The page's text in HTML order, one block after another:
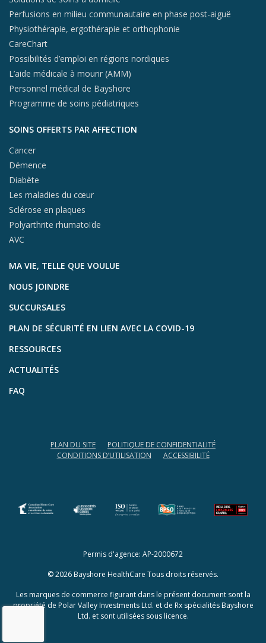
Perfusions en milieu communautaire en phase post-aiguë
Physiothérapie, ergothérapie et orthophonie
CareChart
Possibilités d’emploi en régions nordiques
L’aide médicale à mourir (AMM)
Personnel médical de Bayshore
Programme de soins pédiatriques
SOINS OFFERTS PAR AFFECTION
Cancer
Démence
Diabète
Les maladies du cœur
Sclérose en plaques
Polyarthrite rhumatoïde
AVC
MA VIE, TELLE QUE VOULUE
NOUS JOINDRE
SUCCURSALES
PLAN DE SÉCURITÉ EN LIEN AVEC LA COVID-19
RESSOURCES
ACTUALITÉS
FAQ
PLAN DU SITE
POLITIQUE DE CONFIDENTIALITÉ
CONDITIONS D’UTILISATION
ACCESSIBILITÉ
(opens in a new tab)(opens in a new tab)
Permis d'agence: AP-2000672
© 2026 Bayshore HealthCare Tous droits réservés.
Les marques de commerce figurant dans le présent document sont la
propriété de Polar Valley Investments Ltd. et de Rx spécialités Bayshore
Ltd. et sont utilisées sous licence.